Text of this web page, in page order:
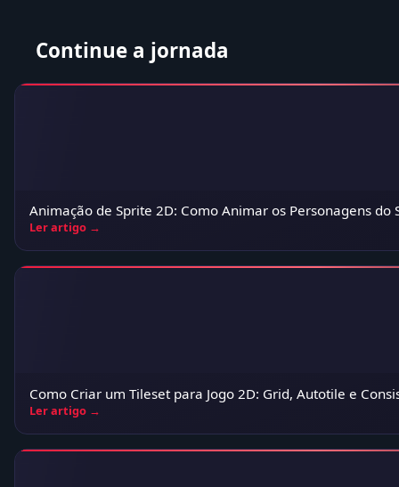
Continue a jornada
Animação de Sprite 2D: Como Animar os Personagens do
Ler artigo →
Como Criar um Tileset para Jogo 2D: Grid, Autotile e
Ler artigo →